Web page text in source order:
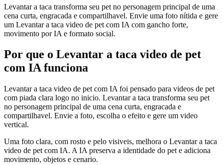
Levantar a taca transforma seu pet no personagem principal de uma
cena curta, engracada e compartilhavel. Envie uma foto nítida e gere
um Levantar a taca video de pet com IA com gancho forte,
movimento por IA e formato social.
Por que o Levantar a taca video de pet
com IA funciona
Levantar a taca video de pet com IA foi pensado para videos de pet
com piada clara logo no inicio. Levantar a taca transforma seu pet
no personagem principal de uma cena curta, engracada e
compartilhavel. Envie a foto, escolha o efeito e gere um video
vertical.
Uma foto clara, com rosto e pelo visiveis, melhora o Levantar a taca
video de pet com IA. A IA preserva a identidade do pet e adiciona
movimento, objetos e cenario.